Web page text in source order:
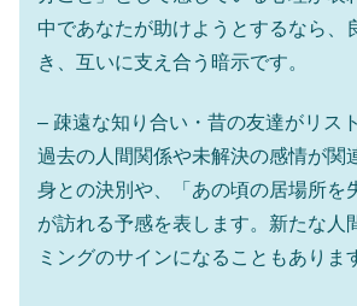
中であなたが助けようとするなら、
き、互いに支え合う暗示です。
– 疎遠な知り合い・昔の友達がリス
過去の人間関係や未解決の感情が関
身との決別や、「あの頃の居場所を
が訪れる予感を表します。新たな人
ミングのサインになることもありま